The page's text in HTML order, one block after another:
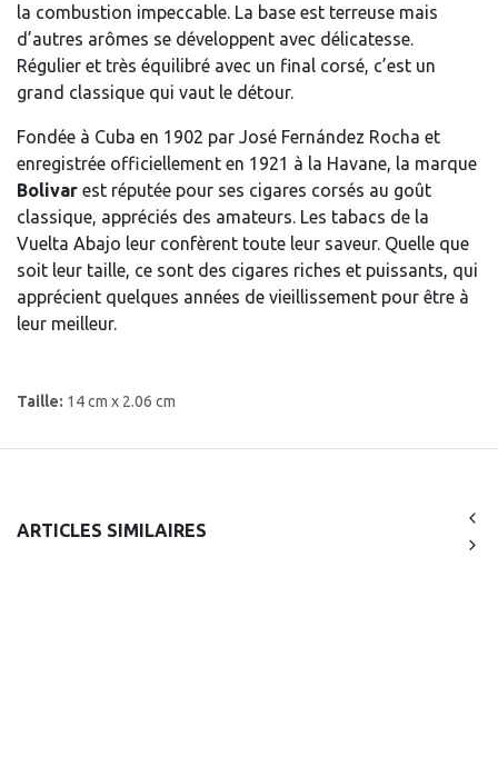
la combustion impeccable. La base est terreuse mais
d’autres arômes se développent avec délicatesse.
Régulier et très équilibré avec un final corsé, c’est un
grand classique qui vaut le détour.
Fondée à Cuba en 1902 par José Fernández Rocha et
enregistrée officiellement en 1921 à la Havane, la marque
Bolivar est réputée pour ses cigares corsés au goût
classique, appréciés des amateurs. Les tabacs de la
Vuelta Abajo leur confèrent toute leur saveur. Quelle que
soit leur taille, ce sont des cigares riches et puissants, qui
apprécient quelques années de vieillissement pour être à
leur meilleur.
Taille: 14 cm x 2.06 cm
ARTICLES SIMILAIRES